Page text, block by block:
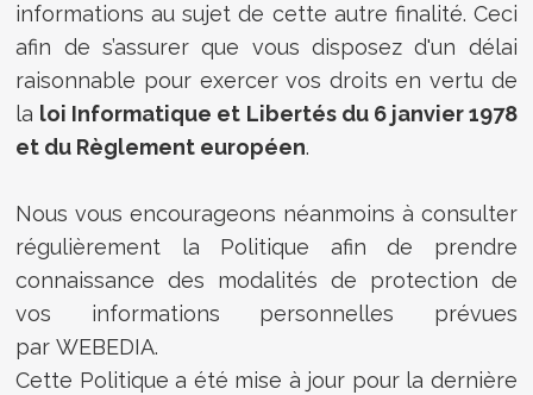
informations au sujet de cette autre finalité. Ceci
afin de s’assurer que vous disposez d'un délai
raisonnable pour exercer vos droits en vertu de
la loi Informatique et Libertés du 6 janvier 1978
et du Règlement européen.
Nous vous encourageons néanmoins à consulter
régulièrement la Politique afin de prendre
connaissance des modalités de protection de
vos informations personnelles prévues
par WEBEDIA.
Cette Politique a été mise à jour pour la dernière